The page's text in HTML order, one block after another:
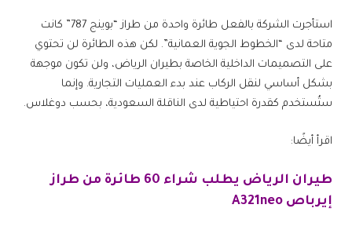
استأجرت الشركة بالفعل طائرة واحدة من طراز “بوينج 787” كانت
متاحة لدى “الخطوط الجوية العمانية”. لكن هذه الطائرة لن تحتوي
على التصميمات الداخلية الخاصة بطيران الرياض، ولن تكون موجهة
بشكل أساسي لنقل الركاب عند بدء العمليات التجارية. وإنما
ستُستخدم كقدرة احتياطية لدى الناقلة السعودية، بحسب دوغلاس.
اقرأ أيضًا:
طيران الرياض يطلب شراء 60 طائرة من طراز
إيرباص A321neo